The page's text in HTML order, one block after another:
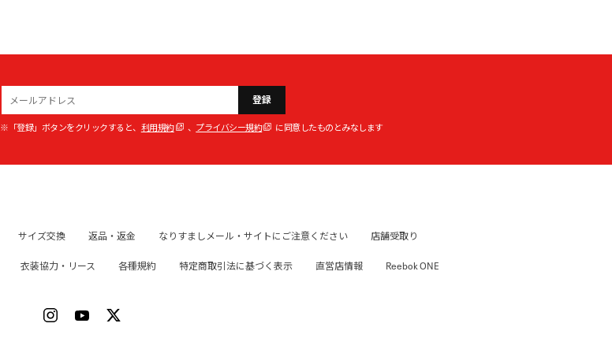
登録
※「登録」ボタンをクリックすると、 利用規約 、 プライバシー規約 に同意したものとみなします
サイズ交換 返品・返金 なりすましメール・サイトにご注意ください 店舗受取り
衣装協力・リース 各種規約 特定商取引法に基づく表示 直営店情報 Reebok ONE